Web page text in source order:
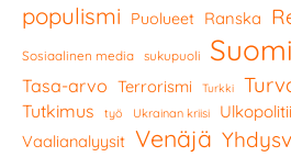
populismi Puolueet Ranska
Sosiaalinen media sukupuoli Suomi
Tasa-arvo Terrorismi Turkki
Tutkimus työ Ukrainan kriisi
Vaalianalyysit Venäjä